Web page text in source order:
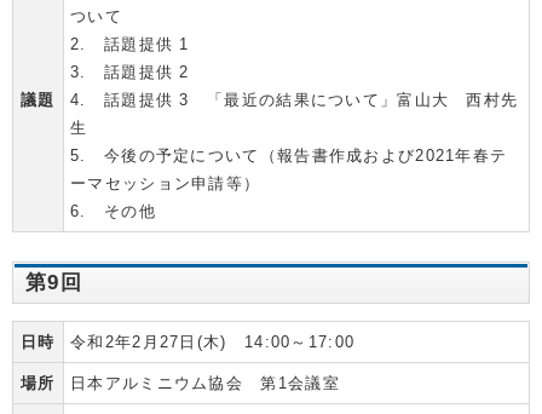
議題
ついて
2. 話題提供 1
3. 話題提供 2
4. 話題提供 3 「最近の結果について」富山大 西村先
生
5. 今後の予定について（報告書作成および2021年春テ
ーマセッション申請等）
6. その他
第9回
日時 令和2年2月27日(木) 14:00～17:00
場所 日本アルミニウム協会 第1会議室